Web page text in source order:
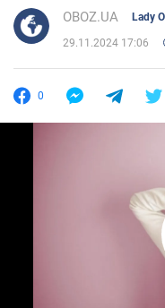
OBOZ.UA Lady
29.11.2024 17:06
0